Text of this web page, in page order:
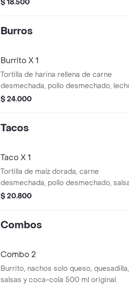
$ 18.500
Burros
Burrito X 1
Tortilla de harina rellena de carne
desmechada, pollo desmechado,
salsa de frijol y queso.
$ 24.000
Tacos
Taco X 1
Tortilla de maíz dorada, carne
desmechada, pollo desmechado,
frijol, lechuga, queso y salsas.
$ 20.800
Combos
Combo 2
Burrito, nachos solo queso, quesadilla,
salsas y coca-cola 500 ml original.